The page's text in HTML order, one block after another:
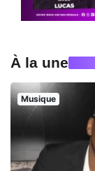
À la une
Musique